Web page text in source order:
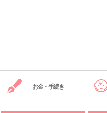
お金・手続き